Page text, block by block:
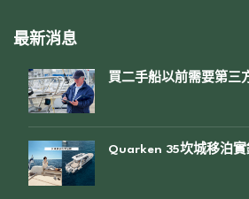
最新消息
買二手船以前需要第三
Quarken 35坎城移泊